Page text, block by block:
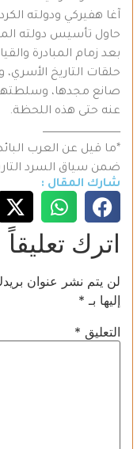
آغا هفيركي ودولته
حاول تأسيس دولته
بعد زمام المبادرة
حلقات التاريخ
صانع مجدها، وسلطتها
عنه حتى هذه اللحظة.
ـــــــــــــــــــــــــــــــــــــــــــــــــ
*ما قيل عن العرب
ضمن سياق السرد
شارك المقال :
اترك تعليقاً
لن يتم نشر عنوان
إليها بـ *
التعليق *